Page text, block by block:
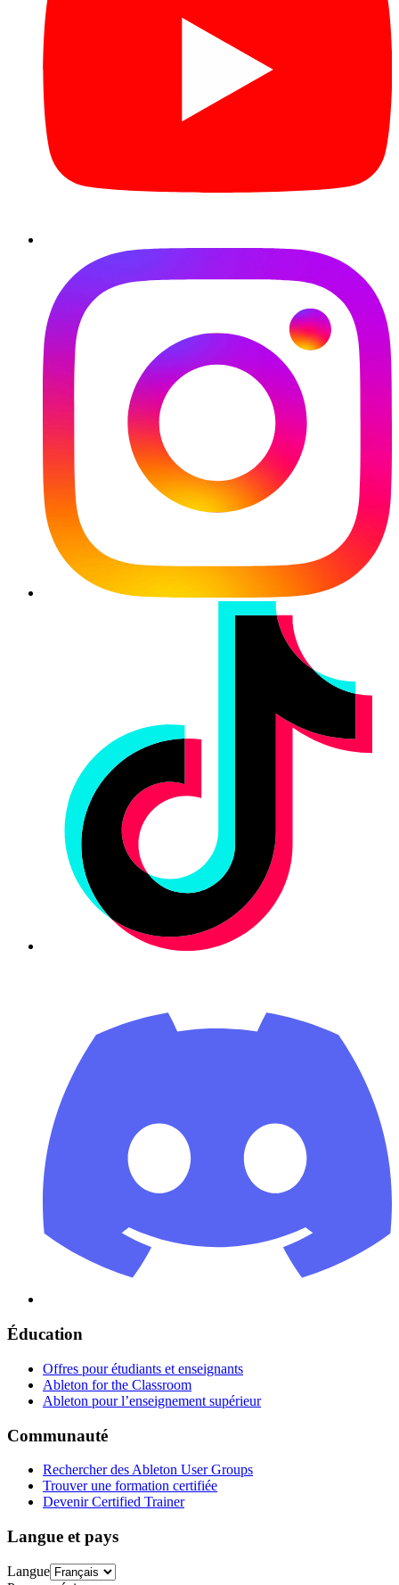
Éducation
Offres pour étudiants et enseignants
Ableton for the Classroom
Ableton pour l’enseignement supérieur
Communauté
Rechercher des Ableton User Groups
Trouver une formation certifiée
Devenir Certified Trainer
Langue et pays
Langue